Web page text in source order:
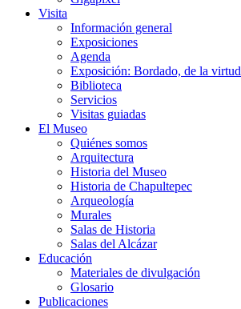
Visita
Información general
Exposiciones
Agenda
Exposición: Bordado, de la virtud
Biblioteca
Servicios
Visitas guiadas
El Museo
Quiénes somos
Arquitectura
Historia del Museo
Historia de Chapultepec
Arqueología
Murales
Salas de Historia
Salas del Alcázar
Educación
Materiales de divulgación
Glosario
Publicaciones